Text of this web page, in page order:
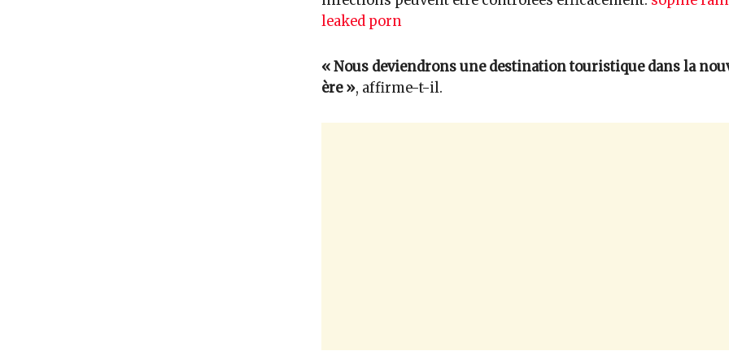
leaked porn
« Nous deviendrons une destination touristique dans la
ère », affirme-t-il.